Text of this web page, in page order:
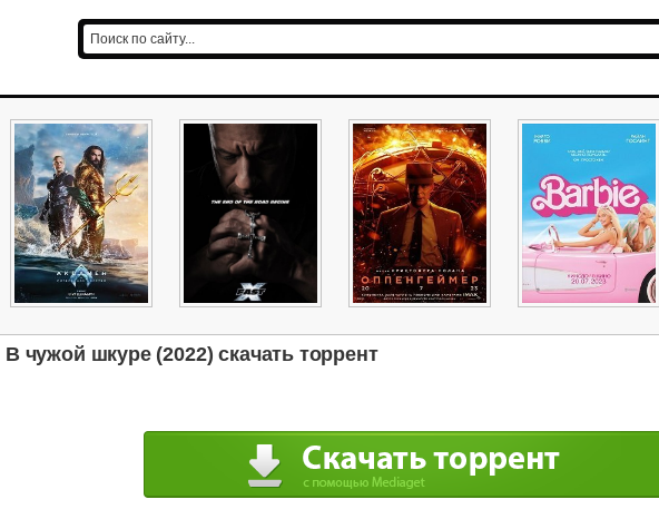
В чужой шкуре (2022) скачать торрент